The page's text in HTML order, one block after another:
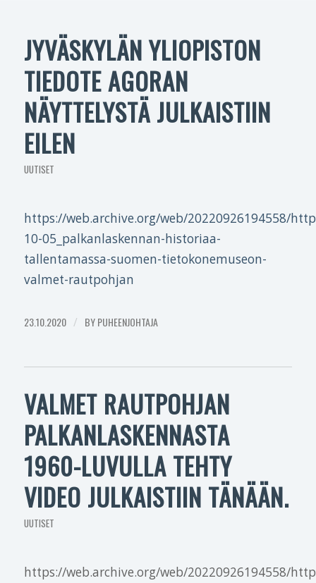
JYVÄSKYLÄN YLIOPISTON
TIEDOTE AGORAN
NÄYTTELYSTÄ JULKAISTIIN
EILEN
UUTISET
https://web.archive.org/web/20220926194558/
10-05_palkanlaskennan-historiaa-
tallentamassa-suomen-tietokonemuseon-
valmet-rautpohjan
23.10.2020 / BYPUHEENJOHTAJA
VALMET RAUTPOHJAN
PALKANLASKENNASTA
1960-LUVULLA TEHTY
VIDEO JULKAISTIIN TÄNÄÄN.
UUTISET
https://web.archive.org/web/20220926194558/